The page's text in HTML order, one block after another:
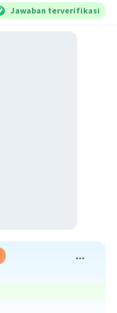
Jawaban terverifikasi